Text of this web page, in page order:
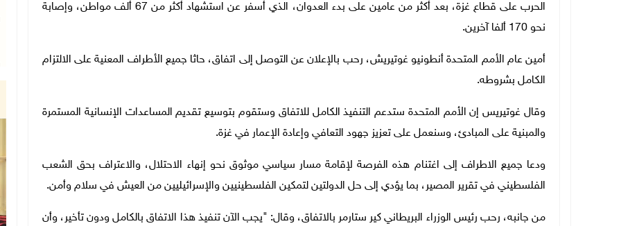
الحرب على قطاع غزة، بعد أكثر من عامين على بدء العدوان، الذي أسفر عن استشهاد أكثر من 67 ألف مواطن، وإصابة
نحو 170 ألفا آخرين.
أمين عام الأمم المتحدة أنطونيو غوتيريش، رحب بالإعلان عن التوصل إلى اتفاق، حاثا جميع الأطراف المعنية على الالتزام
الكامل بشروطه.
وقال غوتيريس إن الأمم المتحدة ستدعم التنفيذ الكامل للاتفاق وستقوم بتوسيع تقديم المساعدات الإنسانية المستمرة
والمبنية على المبادئ، وسنعمل على تعزيز جهود التعافي وإعادة الإعمار في غزة.
ودعا جميع الاطراف إلى اغتنام هذه الفرصة لإقامة مسار سياسي موثوق نحو إنهاء الاحتلال، والاعتراف بحق الشعب
الفلسطيني في تقرير المصير، بما يؤدي إلى حل الدولتين لتمكين الفلسطينيين والإسرائيليين من العيش في سلام وأمن.
من جانبه، رحب رئيس الوزراء البريطاني كير ستارمر بالاتفاق، وقال: "يجب الآن تنفيذ هذا الاتفاق بالكامل ودون تأخير، وأن